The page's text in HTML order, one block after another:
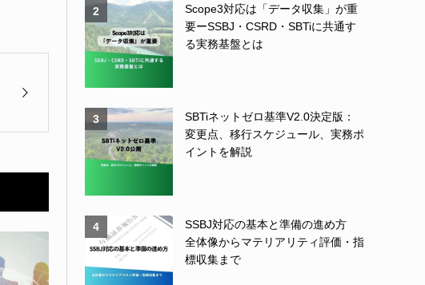
2
Scope3対応は「データ収集」が重
要ーSSBJ・CSRD・SBTiに共通す
る実務基盤とは
3
SBTiネットゼロ基準V2.0決定版：
変更点、移行スケジュール、実務ポ
イントを解説
4
SSBJ対応の基本と準備の進め方
全体像からマテリアリティ評価・指
標収集まで